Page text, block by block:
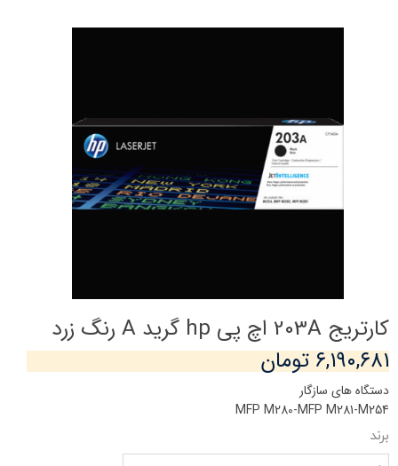
کارتریج 203A اچ پی hp گرید A رنگ زرد
۶,۱۹۰,۶۸۱ تومان
دستگاه های سازگار
MFP M280-MFP M281-M254
برند